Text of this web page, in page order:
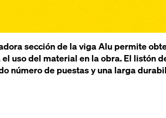
sección de la viga Alu permite
uso del material en la obra. El listón
número de puestas y una larga